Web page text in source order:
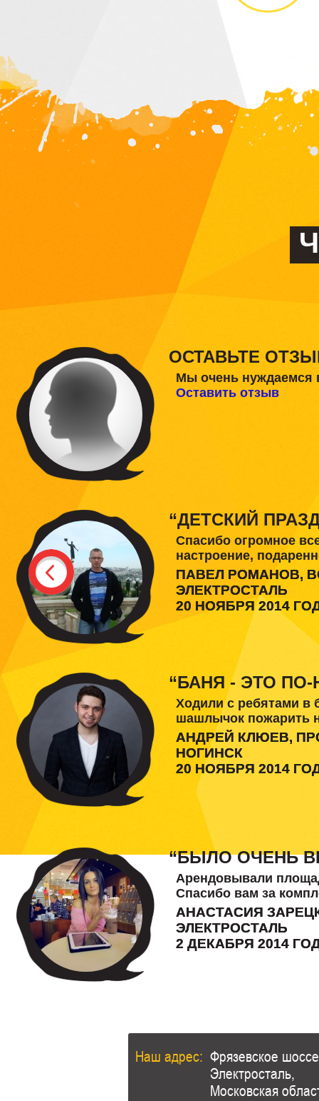
ОСТАВЬТЕ
Мы очень нуждаемся
Оставить отзыв
“ДЕТСКИЙ
Спасибо огромное
настроение,
ПАВЕЛ РОМАНОВ,
ЭЛЕКТРОСТАЛЬ
20 НОЯБРЯ 2014
“БАНЯ - ЭТО
Ходили с ребятами в
шашлычок пожарить
АНДРЕЙ КЛЮЕВ,
НОГИНСК
20 НОЯБРЯ 2014
“БЫЛО ОЧЕНЬ
Арендовывали
Спасибо вам за
АНАСТАСИЯ
ЭЛЕКТРОСТАЛЬ
2 ДЕКАБРЯ 2014
Наш адрес: Фрязевское
Электросталь,
Московская